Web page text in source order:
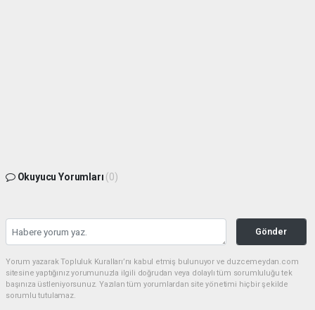
Okuyucu Yorumları (0)
Gönder
Yorum yazarak Topluluk Kuralları’nı kabul etmiş bulunuyor ve duzcemeydan.com
sitesine yaptığınız yorumunuzla ilgili doğrudan veya dolaylı tüm sorumluluğu tek
başınıza üstleniyorsunuz. Yazılan tüm yorumlardan site yönetimi hiçbir şekilde
sorumlu tutulamaz.